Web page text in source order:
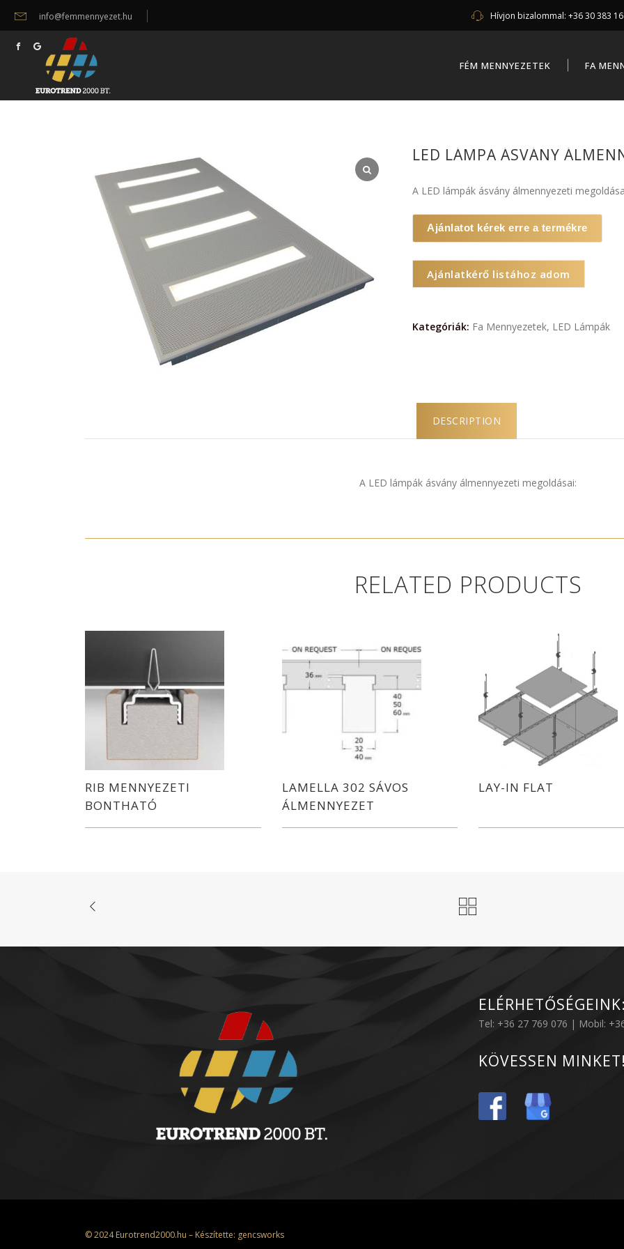
info@femmennyezet.hu Hívjon bizalommal: +36 30 383
FÉM MENNYEZETEK FA
LED LÁMPA ÁSVÁNY
A LED lámpák ásvány álmennyezeti
Ajánlatot kérek erre a termékre
Ajánlatkérő listához adom
Kategóriák: Fa Mennyezetek, LED Lámpák
DESCRIPTION
A LED lámpák ásvány álmennyezeti megoldásai:
RELATED PRODUCTS
RIB MENNYEZETI
BONTHATÓ
LAMELLA 302 SÁVOS
ÁLMENNYEZET
LAY-IN FLAT
Tel: +36 27 769 076 | Mobil:
KÖVESSEN
© 2024 Eurotrend2000.hu – Készítette: gencsworks